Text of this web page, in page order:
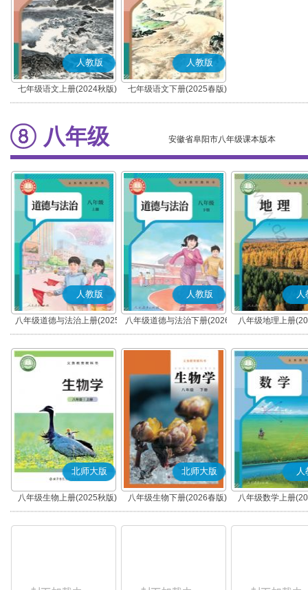
人教版
七年级语文上册(2024秋版)
(部编版)
人教版
七年级语文下册(2025春版)
(部编版)
八年级 安徽省阜阳市八年级课本版本
人教版
八年级道德与法治上册(2025
秋版)(部编版)
人教版
八年级道德与法治下册(2026
春版)(部编版)
人
八年级地理上册
北师大版
八年级生物上册(2025秋版)
北师大版
八年级生物下册(2026春版)
人
八年级数学上册